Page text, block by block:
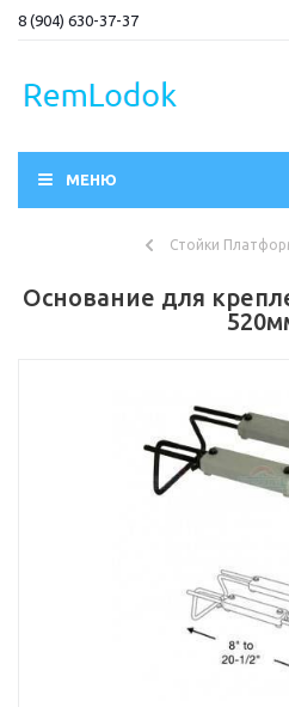
8 (904) 630-37-37
МЕНЮ
Стойки
Основание для